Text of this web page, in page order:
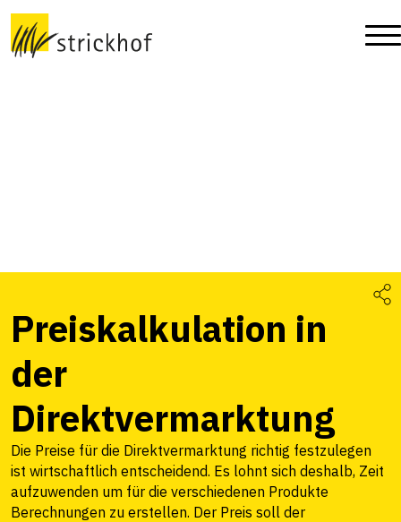
Preiskalkulation in
der
Direktvermarktung
Die Preise für die Direktvermarktung richtig festzulegen
ist wirtschaftlich entscheidend. Es lohnt sich deshalb, Zeit
aufzuwenden um für die verschiedenen Produkte
Berechnungen zu erstellen. Der Preis soll der